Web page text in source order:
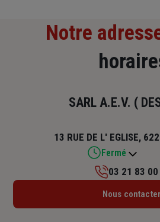
Notre
SARL A.E.V. (
13 RUE DE L' EGLISE,
Fermé
Lundi : 09h –
03 21 83 00
Nous contacter